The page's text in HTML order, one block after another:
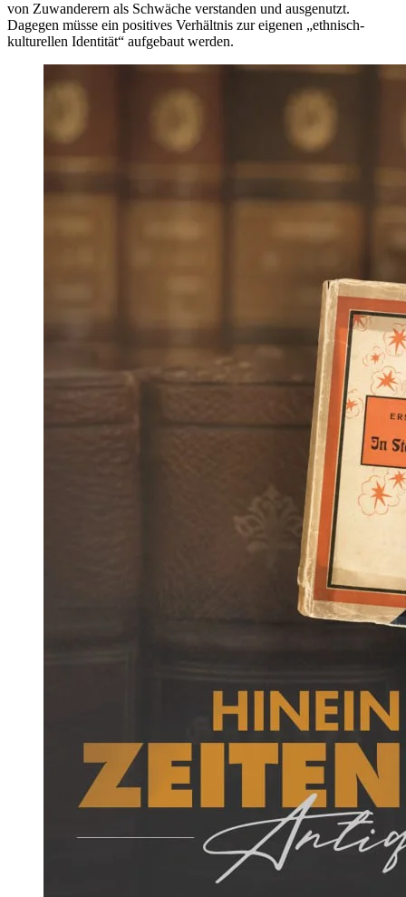
von Zuwanderern als Schwäche verstanden und ausgenutzt.
Dagegen müsse ein positives Verhältnis zur eigenen „ethnisch-
kulturellen Identität“ aufgebaut werden.